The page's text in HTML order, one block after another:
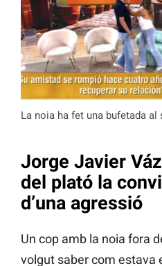
La noia ha fet una bufetada
Jorge Javier
del plató la
d’una agressió
Un cop amb la noia fora
volgut saber com estava